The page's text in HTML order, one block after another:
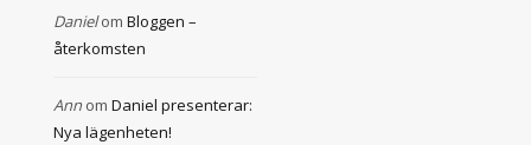
Danielom Bloggen –
återkomsten
Ann om Daniel presenterar:
Nya lägenheten!